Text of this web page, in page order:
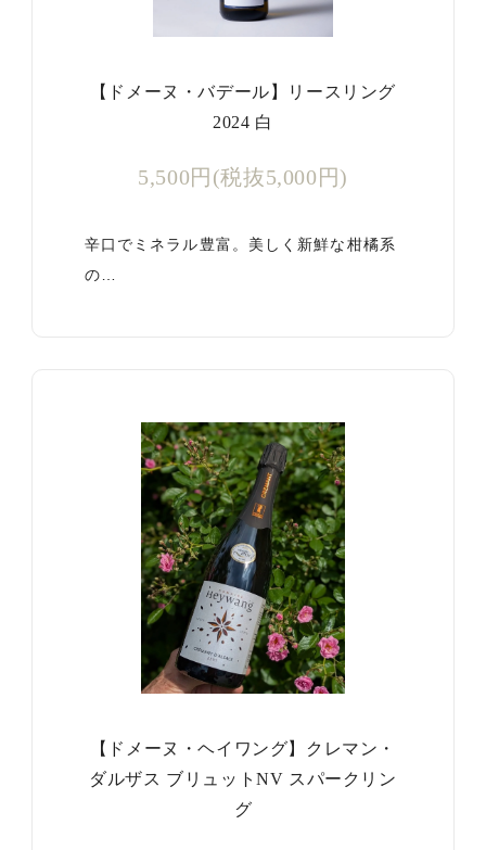
【ドメーヌ・バデール】リースリング
2024 白
5,500円(税抜5,000円)
辛口でミネラル豊富。美しく新鮮な柑橘系
の…
【ドメーヌ・ヘイワング】クレマン・
ダルザス ブリュットNV スパークリン
グ